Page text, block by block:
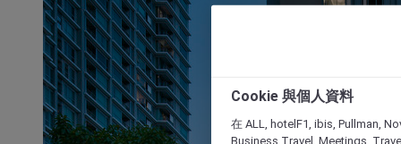
Cookie 與個人資料
在 ALL, hotelF1, ibis, Pullman,
Business Travel, Meetings,